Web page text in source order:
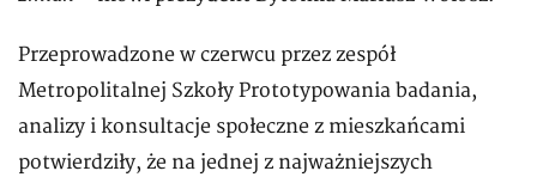
Przeprowadzone w czerwcu przez zespół
Metropolitalnej Szkoły Prototypowania badania,
analizy i konsultacje społeczne z mieszkańcami
potwierdziły, że na jednej z najważniejszych